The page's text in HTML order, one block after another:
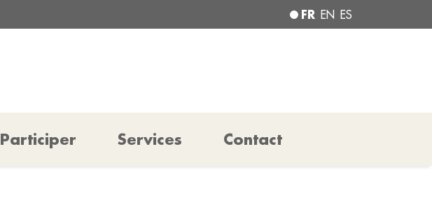
FR EN ES
Participer Services Contact